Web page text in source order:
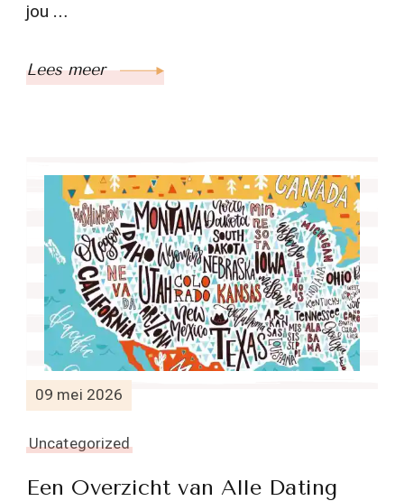
jou …
Lees meer
09 mei 2026
Uncategorized
Een Overzicht van Alle Dating